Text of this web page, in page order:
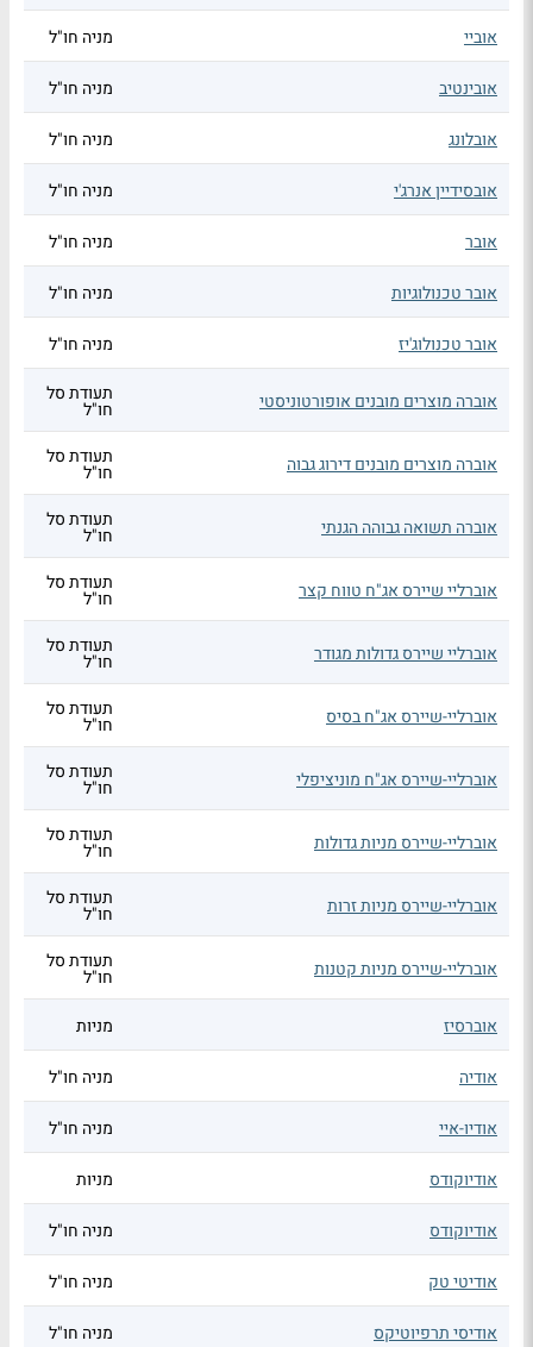
אוביי מניה חו"ל
אובינטיב מניה חו"ל
אובלונג מניה חו"ל
אובסידיין אנרג'י מניה חו"ל
אובר מניה חו"ל
אובר טכנולוגיות מניה חו"ל
אובר טכנולוג'יז מניה חו"ל
אוברה מוצרים מובנים אופורטוניסטי תעודת סל
חו"ל
אוברה מוצרים מובנים דירוג גבוה תעודת סל
חו"ל
אוברה תשואה גבוהה הגנתי תעודת סל
חו"ל
אוברליי שיירס אג"ח טווח קצר תעודת סל
חו"ל
אוברליי שיירס גדולות מגודר תעודת סל
חו"ל
אוברליי-שיירס אג"ח בסיס תעודת סל
חו"ל
אוברליי-שיירס אג"ח מוניציפלי תעודת סל
חו"ל
אוברליי-שיירס מניות גדולות תעודת סל
חו"ל
אוברליי-שיירס מניות זרות תעודת סל
חו"ל
אוברליי-שיירס מניות קטנות תעודת סל
חו"ל
אוברסיז
מניות
אודיה מניה חו"ל
אודיו-איי מניה חו"ל
אודיוקודס מניות
אודיוקודס מניה חו"ל
אודיטי טק מניה חו"ל
אודיסי תרפיוטיקס מניה חו"ל